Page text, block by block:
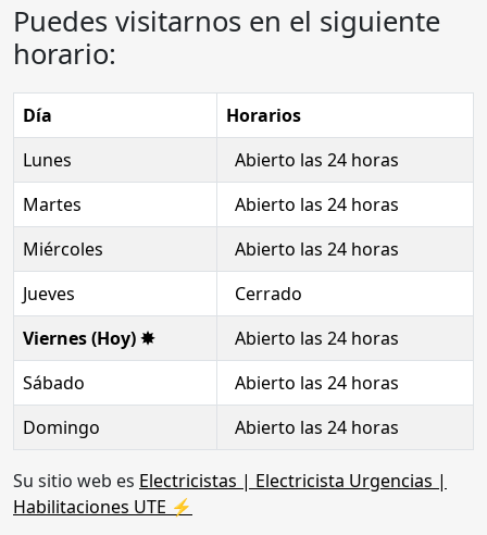
Puedes visitarnos en el siguiente
horario:
Día
Horarios
Lunes
Abierto las 24 horas
Martes
Abierto las 24 horas
Miércoles
Abierto las 24 horas
Jueves
Cerrado
Viernes (Hoy) ✸
Abierto las 24 horas
Sábado
Abierto las 24 horas
Domingo
Abierto las 24 horas
Su sitio web es Electricistas | Electricista Urgencias |
Habilitaciones UTE ⚡